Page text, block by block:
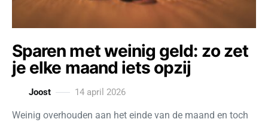
Sparen met weinig geld: zo zet
je elke maand iets opzij
Joost 14 april 2026
Weinig overhouden aan het einde van de maand en toch